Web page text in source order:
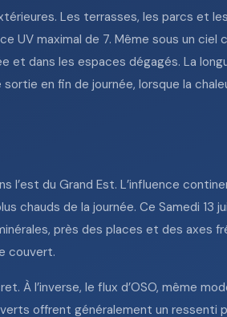
Les terrasses, les parcs et les
UV maximal de 7. Même sous un ciel
et dans les espaces dégagés. La
en fin de journée, lorsque la
l’est du Grand Est. L’influence
chauds de la journée. Ce Samedi 13
près des places et des axes
couvert.
À l’inverse, le flux d’OSO, même
offrent généralement un ressenti